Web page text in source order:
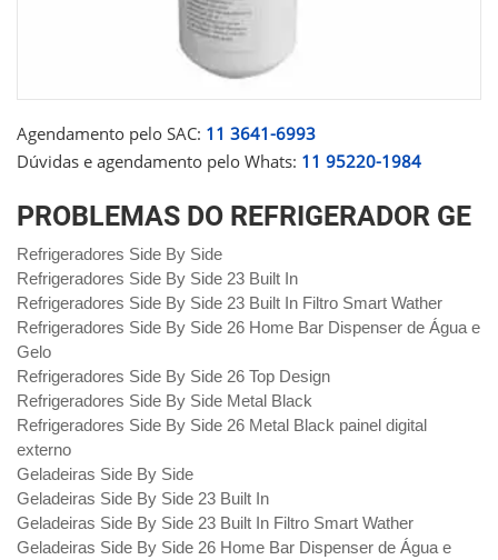
Agendamento pelo SAC: 11 3641-6993
Dúvidas e agendamento pelo Whats: 11 95220-1984
PROBLEMAS DO REFRIGERADOR GE
Refrigeradores Side By Side
Refrigeradores Side By Side 23 Built In
Refrigeradores Side By Side 23 Built In Filtro Smart Wather
Refrigeradores Side By Side 26 Home Bar Dispenser de Água e
Gelo
Refrigeradores Side By Side 26 Top Design
Refrigeradores Side By Side Metal Black
Refrigeradores Side By Side 26 Metal Black painel digital
externo
Geladeiras Side By Side
Geladeiras Side By Side 23 Built In
Geladeiras Side By Side 23 Built In Filtro Smart Wather
Geladeiras Side By Side 26 Home Bar Dispenser de Água e